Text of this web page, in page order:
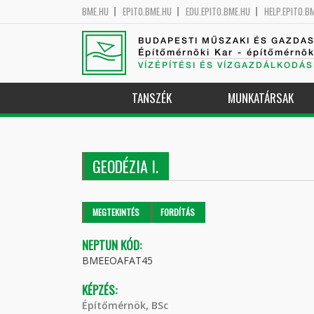
BME.HU EPITO.BME.HU EDU.EPITO.BME.HU
BUDAPESTI MŰSZAKI ÉS
Építőmérnöki Kar -
VÍZÉPÍTÉSI ÉS
TANSZÉK MUNKATÁRSAK
GEODÉZIA I.
Elsődleges fülek
MEGTEKINTÉS (AKTÍVFORDÍTÁS
NEPTUN KÓD:
BMEEOAFAT45
KÉPZÉS:
Építőmérnök, BSc